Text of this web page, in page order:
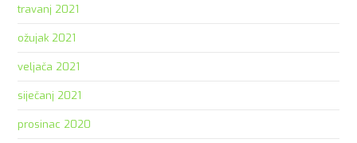
travanj 2021
ožujak 2021
veljača 2021
siječanj 2021
prosinac 2020